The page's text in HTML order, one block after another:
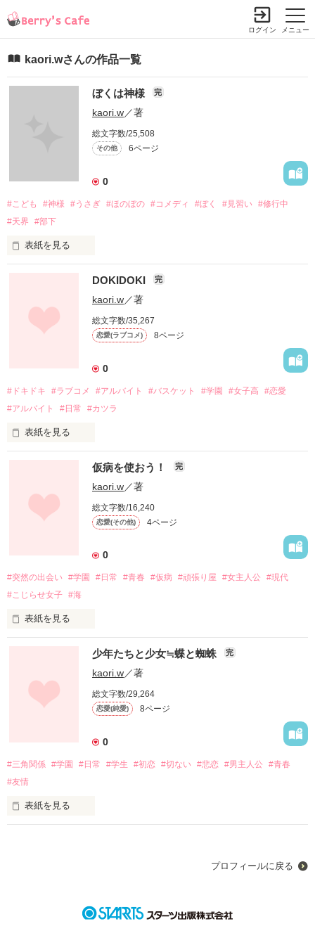
メニュー
ログイン
kaori.wさんの作品一覧
ぼくは神様 完
kaori.w／著
総文字数/25,508
その他 6ページ
0
#こども #神様 #うさぎ #ほのぼの #コメディ #ぼく #見習い #修行中
#天界
#部下
表紙を見る
全宇宙を統治する「神様」の息子の「ぼく」。
現在は神様見習いとして研修中。
役職は人間の人生の一部を決める部署の係長。
部下の有給休暇中に事件が起こり、生まれて初めて人間界に下
作品を読む
DOKIDOKI 完
kaori.w／著
総文字数/35,267
恋愛(ラブコメ) 8ページ
0
#ドキドキ #ラブコメ #アルバイト #バスケット #学園 #女子高
#恋愛
#アルバイト
#日常 #カツラ
表紙を見る
主人公の小山美都は、ショートカットがトレードマークの元気
いっぱい高校二年生。
ある日部活の練習試合で隣の市の高校へ行き、そこで纜膳（ら
んぜん）という珍しい苗字の男の子に偶然出会い、あっという
間に恋に落ちる。
友人にその男の子のことを調べてもらうと、彼はロングヘア―
美都はなんと、長髪の「カツラ」をかぶって彼に会いに行き、
作品を読む
仮病を使おう！ 完
kaori.w／著
総文字数/16,240
恋愛(その他) 4ページ
0
#突然の出会い #学園 #日常 #青春 #仮病 #頑張り屋 #女主人公
#現代
#こじらせ女子 #海
表紙を見る
主人公の下野鞠（シモツケマリ）は、高校二年生。
な面倒くさい性格から、望んでもいないことを次々と引き受け
てしまう、心配してくれる家族にあたってしまって後悔する、
典型的なこじらせ系女子のお話。
ある日、たまりにたまった疲れから、赤信号に気付かずに道
そして、その男の子に無理矢理学校と反対方向のバスに乗せ
少年たちと少女≒蝶と蜘蛛 完
kaori.w／著
総文字数/29,264
恋愛(純愛) 8ページ
0
#三角関係 #学園 #日常 #学生 #初恋 #切ない #悲恋 #男主人公
#青春
#友情
表紙を見る
親友の杏里も、密かに同じことを思っているようだ。
プロフィールに戻る